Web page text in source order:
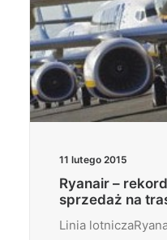
11 lutego 2015
Ryanair –
sprzedaż na
Linia